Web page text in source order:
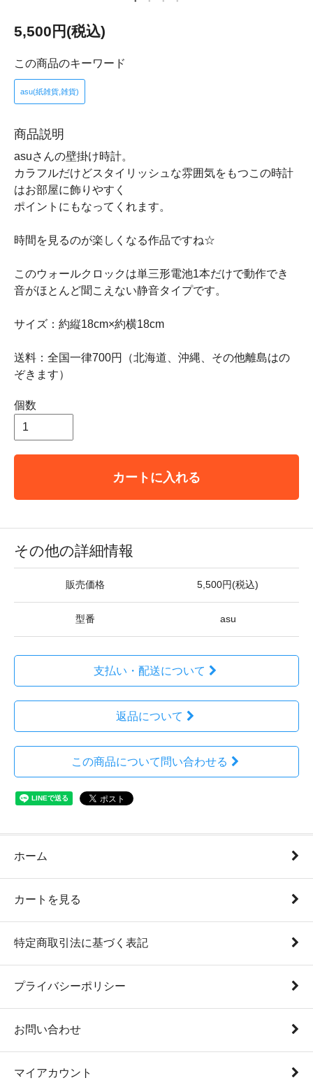
5,500円(税込)
この商品のキーワード
asu(紙雑貨,雑貨)
商品説明
asuさんの壁掛け時計。
カラフルだけどスタイリッシュな雰囲気をもつこの時計
はお部屋に飾りやすく
ポイントにもなってくれます。
時間を見るのが楽しくなる作品ですね☆
このウォールクロックは単三形電池1本だけで動作でき
音がほとんど聞こえない静音タイプです。
サイズ：約縦18cm×約横18cm
送料：全国一律700円（北海道、沖縄、その他離島はの
ぞきます）
個数
カートに入れる
その他の詳細情報
販売価格 5,500円(税込)
型番 asu
支払い・配送について
返品について
この商品について問い合わせる
ホーム
カートを見る
特定商取引法に基づく表記
プライバシーポリシー
お問い合わせ
マイアカウント